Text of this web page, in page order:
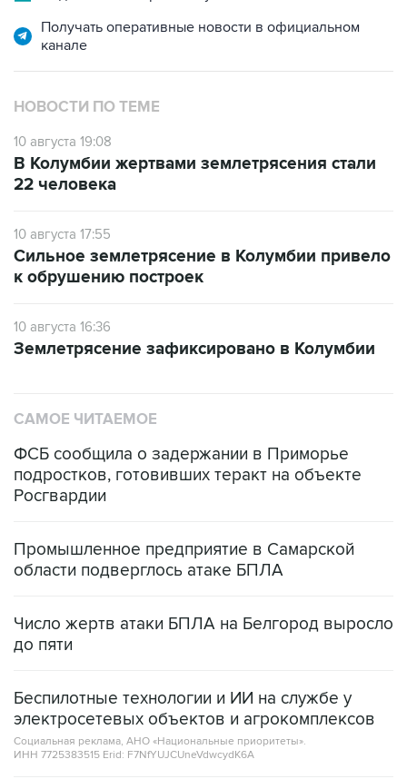
Получать оперативные новости в официальном
канале
НОВОСТИ ПО ТЕМЕ
10 августа 19:08
В Колумбии жертвами землетрясения стали
22 человека
10 августа 17:55
Сильное землетрясение в Колумбии привело
к обрушению построек
10 августа 16:36
Землетрясение зафиксировано в Колумбии
САМОЕ ЧИТАЕМОЕ
ФСБ сообщила о задержании в Приморье
подростков, готовивших теракт на объекте
Росгвардии
Промышленное предприятие в Самарской
области подверглось атаке БПЛА
Число жертв атаки БПЛА на Белгород выросло
до пяти
Беспилотные технологии и ИИ на службе у
электросетевых объектов и агрокомплексов
Социальная реклама, АНО «Национальные приоритеты».
ИНН 7725383515 Erid: F7NfYUJCUneVdwcydK6A